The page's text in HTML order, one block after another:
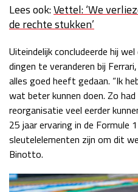
Lees ook:Vettel: ‘We
de rechte stukken’
Uiteindelijk concludeerde hij
dingen te veranderen bij
alles goed heeft gedaan. “Ik
wat beter kunnen doen. Zo
reorganisatie veel eerder
25 jaar ervaring in de Formule
sleutelelementen zijn om dit
Binotto.